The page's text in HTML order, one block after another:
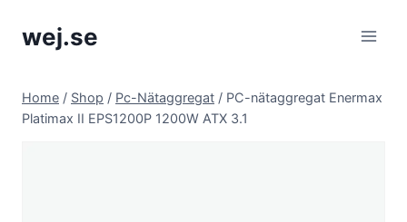
wej.se
Home / Shop / Pc-Nätaggregat / PC-nätaggregat Enermax
Platimax II EPS1200P 1200W ATX 3.1